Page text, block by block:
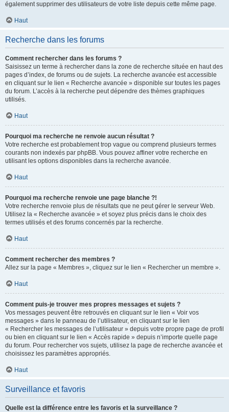
également supprimer des utilisateurs de votre liste depuis cette même page.
Haut
Recherche dans les forums
Comment rechercher dans les forums ?
Saisissez un terme à rechercher dans la zone de recherche située en haut des
pages d’index, de forums ou de sujets. La recherche avancée est accessible
en cliquant sur le lien « Recherche avancée » disponible sur toutes les pages
du forum. L’accès à la recherche peut dépendre des thèmes graphiques
utilisés.
Haut
Pourquoi ma recherche ne renvoie aucun résultat ?
Votre recherche est probablement trop vague ou comprend plusieurs termes
courants non indexés par phpBB. Vous pouvez affiner votre recherche en
utilisant les options disponibles dans la recherche avancée.
Haut
Pourquoi ma recherche renvoie une page blanche ?!
Votre recherche renvoie plus de résultats que ne peut gérer le serveur Web.
Utilisez la « Recherche avancée » et soyez plus précis dans le choix des
termes utilisés et des forums concernés par la recherche.
Haut
Comment rechercher des membres ?
Allez sur la page « Membres », cliquez sur le lien « Rechercher un membre ».
Haut
Comment puis-je trouver mes propres messages et sujets ?
Vos messages peuvent être retrouvés en cliquant sur le lien « Voir vos
messages » dans le panneau de l’utilisateur, en cliquant sur le lien
« Rechercher les messages de l’utilisateur » depuis votre propre page de profil
ou bien en cliquant sur le lien « Accès rapide » depuis n’importe quelle page
du forum. Pour rechercher vos sujets, utilisez la page de recherche avancée et
choisissez les paramètres appropriés.
Haut
Surveillance et favoris
Quelle est la différence entre les favoris et la surveillance ?